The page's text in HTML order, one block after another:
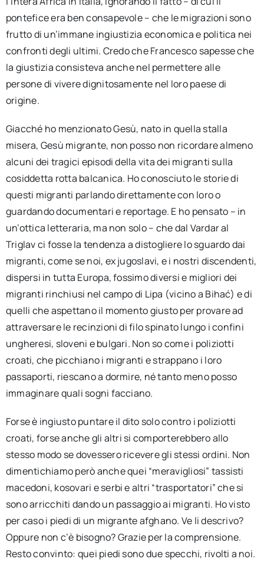
pontefice era ben consapevole – che le migrazioni sono
frutto di un’immane ingiustizia economica e politica nei
confronti degli ultimi. Credo che Francesco sapesse che
la giustizia consisteva anche nel permettere alle
persone di vivere dignitosamente nel loro paese di
origine.
Giacché ho menzionato Gesù, nato in quella stalla
misera, Gesù migrante, non posso non ricordare almeno
alcuni dei tragici episodi della vita dei migranti sulla
cosiddetta rotta balcanica. Ho conosciuto le storie di
questi migranti parlando direttamente con loro o
guardando documentari e reportage. E ho pensato – in
un’ottica letteraria, ma non solo – che dal Vardar al
Triglav ci fosse la tendenza a distogliere lo sguardo dai
migranti, come se noi, ex jugoslavi, e i nostri discendenti,
dispersi in tutta Europa, fossimo diversi e migliori dei
migranti rinchiusi nel campo di Lipa (vicino a Bihać) e di
quelli che aspettano il momento giusto per provare ad
attraversare le recinzioni di filo spinato lungo i confini
ungheresi, sloveni e bulgari. Non so come i poliziotti
croati, che picchiano i migranti e strappano i loro
passaporti, riescano a dormire, né tanto meno posso
immaginare quali sogni facciano.
Forse è ingiusto puntare il dito solo contro i poliziotti
croati, forse anche gli altri si comporterebbero allo
stesso modo se dovessero ricevere gli stessi ordini. Non
dimentichiamo però anche quei “meravigliosi” tassisti
macedoni, kosovari e serbi e altri “trasportatori” che si
sono arricchiti dando un passaggio ai migranti. Ho visto
per caso i piedi di un migrante afghano. Ve li descrivo?
Oppure non c’è bisogno? Grazie per la comprensione.
Resto convinto: quei piedi sono due specchi, rivolti a noi.